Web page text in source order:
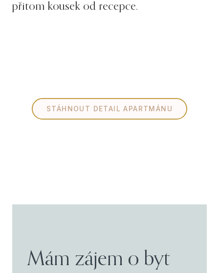
přitom kousek od recepce.
STÁHNOUT DETAIL APARTMÁNU
Mám zájem o byt